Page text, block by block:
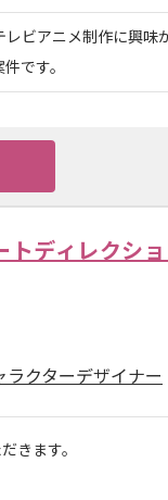
ビアニメ制作に興味
です。
トディレク
ラクターデザイナー
きます。